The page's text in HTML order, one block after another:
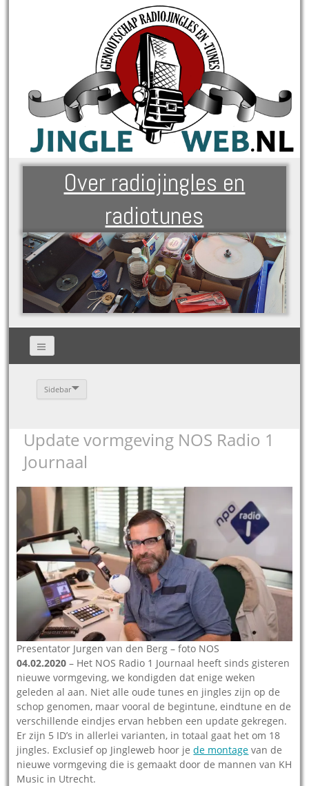
Over radiojingles en
radiotunes
Sidebar
Update vormgeving NOS Radio 1
Journaal
Presentator Jurgen van den Berg – foto NOS
04.02.2020 – Het NOS Radio 1 Journaal heeft sinds gisteren
nieuwe vormgeving, we kondigden dat enige weken
geleden al aan. Niet alle oude tunes en jingles zijn op de
schop genomen, maar vooral de begintune, eindtune en de
verschillende eindjes ervan hebben een update gekregen.
Er zijn 5 ID’s in allerlei varianten, in totaal gaat het om 18
jingles. Exclusief op Jingleweb hoor jede montage van de
nieuwe vormgeving die is gemaakt door de mannen van KH
Music in Utrecht.